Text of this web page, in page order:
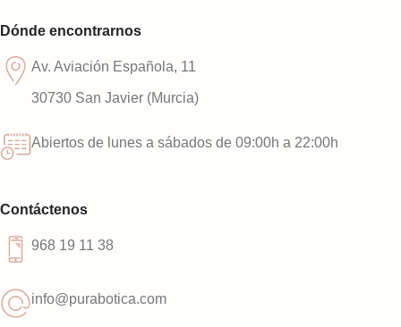
Dónde encontrarnos
Av. Aviación Española, 11
30730 San Javier (Murcia)
Abiertos de lunes a sábados de 09:00h a 22:00h
Contáctenos
968 19 11 38
info@purabotica.com